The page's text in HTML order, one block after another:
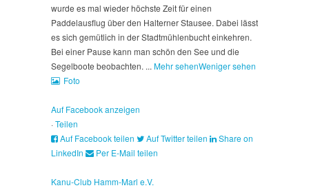
wurde es mal wieder höchste Zeit für einen
Paddelausflug über den Halterner Stausee. Dabei lässt
es sich gemütlich in der Stadtmühlenbucht einkehren.
Bei einer Pause kann man schön den See und die
Segelboote beobachten. ... Mehr sehenWeniger sehen
Foto
Auf Facebook anzeigen
·Teilen
Auf Facebook teilen
Auf Twitter teilen
Share on
LinkedIn
Per E-Mail teilen
Kanu-Club Hamm-Marl e.V.